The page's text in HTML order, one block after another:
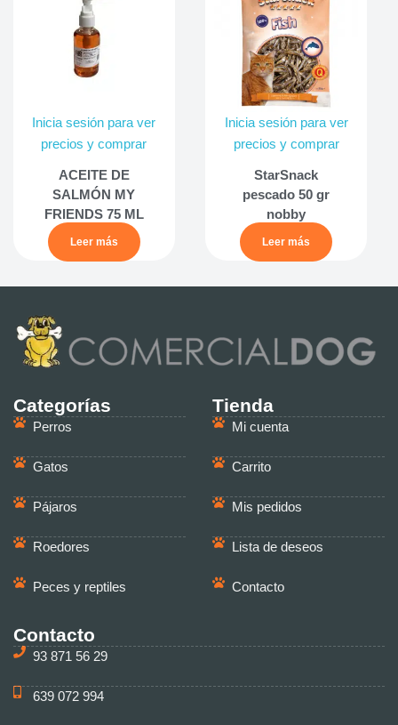
Inicia sesión para ver
precios y comprar
ACEITE DE
SALMÓN MY
FRIENDS 75 ML
Leer más
Inicia sesión para ver
precios y comprar
StarSnack
pescado 50 gr
nobby
Leer más
Categorías
Perros
Gatos
Pájaros
Roedores
Peces y reptiles
Tienda
Mi cuenta
Carrito
Mis pedidos
Lista de deseos
Contacto
Contacto
93 871 56 29
639 072 994